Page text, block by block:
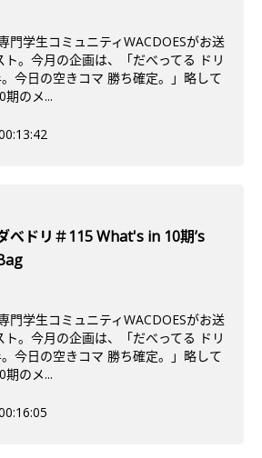
門学生コミュニティWACDOESがお送
ト。今月の企画は、「だべってる ドリ
今日の空きコマ 勝ち確定。」略して
期のメ...
べドリ＃115 What's in 10期’s
門学生コミュニティWACDOESがお送
ト。今月の企画は、「だべってる ドリ
今日の空きコマ 勝ち確定。」略して
期のメ...